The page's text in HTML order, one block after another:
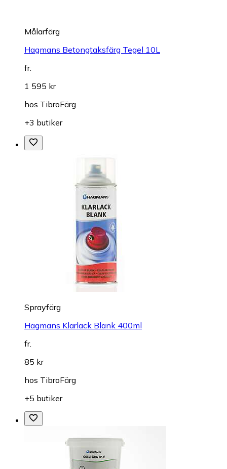
Målarfärg
Hagmans Betongtaksfärg Tegel 10L
fr.
1 595 kr
hos TibroFärg
+3 butiker
Sprayfärg
Hagmans Klarlack Blank 400ml
fr.
85 kr
hos TibroFärg
+5 butiker